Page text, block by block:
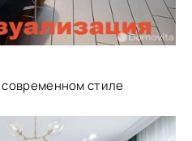
современном стиле